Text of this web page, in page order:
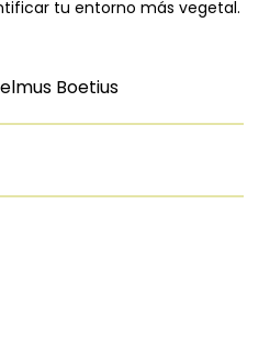
tu entorno más vegetal.
Boetius